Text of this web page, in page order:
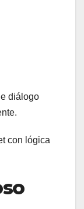
diálogo
con lógica